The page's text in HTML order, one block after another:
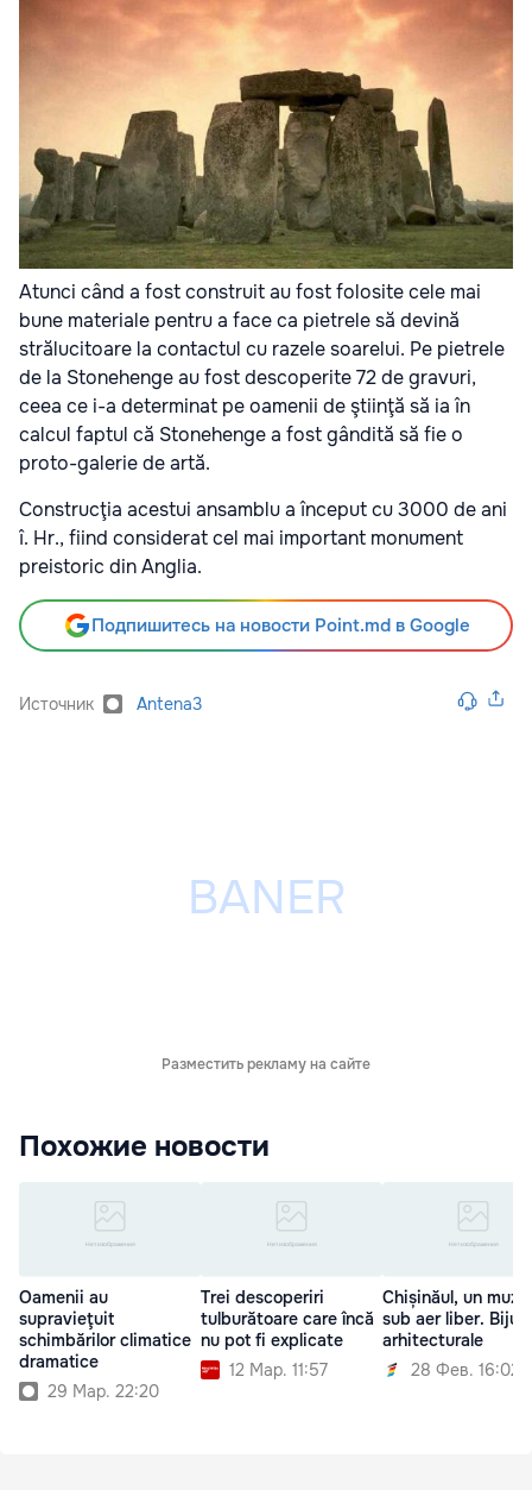
Atunci când a fost construit au fost folosite cele mai
bune materiale pentru a face ca pietrele să devină
strălucitoare la contactul cu razele soarelui. Pe pietrele
de la Stonehenge au fost descoperite 72 de gravuri,
ceea ce i-a determinat pe oamenii de ştiinţă să ia în
calcul faptul că Stonehenge a fost gândită să fie o
proto-galerie de artă.
Construcţia acestui ansamblu a început cu 3000 de ani
î. Hr., fiind considerat cel mai important monument
preistoric din Anglia.
Подпишитесь на новости Point.md в Google
Источник Antena3
Разместить рекламу на сайте
Похожие новости
Oamenii au
supravieţuit
schimbărilor climatice
dramatice
29 Мар. 22:20
Trei descoperiri
tulburătoare care încă
nu pot fi explicate
12 Мар. 11:57
Chișinăul, un
sub aer liber.
arhitecturale
28 Фев. 16:02